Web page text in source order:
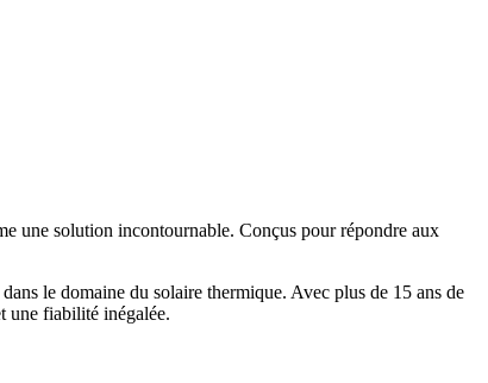
une solution incontournable. Conçus pour répondre aux
le domaine du solaire thermique. Avec plus de 15 ans de
une fiabilité inégalée.